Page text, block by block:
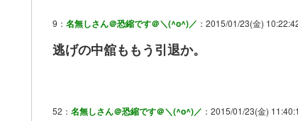
9： 名無しさん＠恐縮です＠＼(^o^)／ ：2015/01/23(金)
逃げの中舘ももう引退か。
52： 名無しさん＠恐縮です＠＼(^o^)／ ：2015/01/23(金)